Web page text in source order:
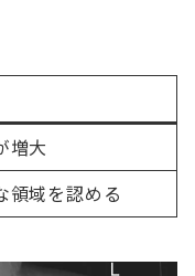
増大
領域を認める